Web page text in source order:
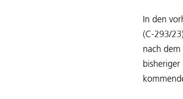
In den
(C-293/
nach dem